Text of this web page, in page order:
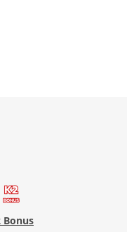
Bonus